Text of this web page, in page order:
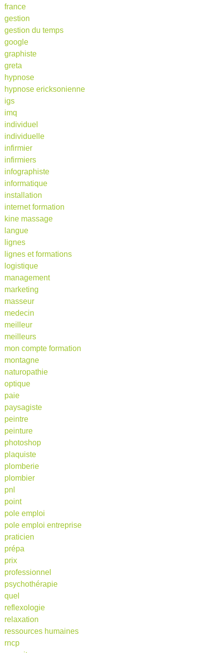
france
gestion
gestion du temps
google
graphiste
greta
hypnose
hypnose ericksonienne
igs
imq
individuel
individuelle
infirmier
infirmiers
infographiste
informatique
installation
internet formation
kine massage
langue
lignes
lignes et formations
logistique
management
marketing
masseur
medecin
meilleur
meilleurs
mon compte formation
montagne
naturopathie
optique
paie
paysagiste
peintre
peinture
photoshop
plaquiste
plomberie
plombier
pnl
point
pole emploi
pole emploi entreprise
praticien
prépa
prix
professionnel
psychothérapie
quel
reflexologie
relaxation
ressources humaines
rncp